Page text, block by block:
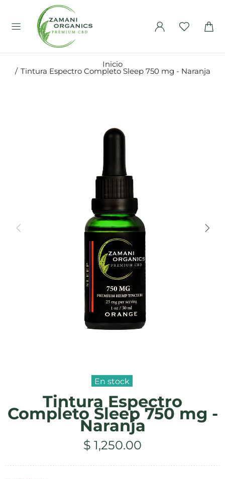
Inicio
Tintura Espectro Completo Sleep 750 mg - Naranja
En stock
Tintura Espectro
Completo Sleep 750 mg -
Naranja
$ 1,250.00